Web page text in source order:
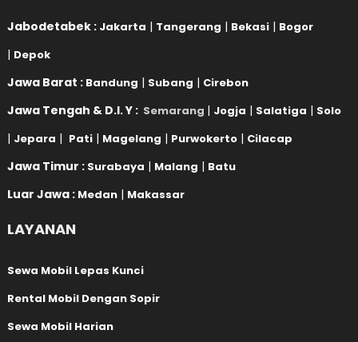
Jabodetabek : Jakarta | Tangerang | Bekasi | Bogor
| Depok
Jawa Barat : Bandung | Subang | Cirebon
Jawa Tengah & D.I. Y : Semarang | Jogja | Salatiga | Solo
| Jepara | Pati | Magelang | Purwokerto | Cilacap
Jawa Timur : Surabaya | Malang | Batu
Luar Jawa : Medan | Makassar
LAYANAN
Sewa Mobil Lepas Kunci
Rental Mobil Dengan Sopir
Sewa Mobil Harian